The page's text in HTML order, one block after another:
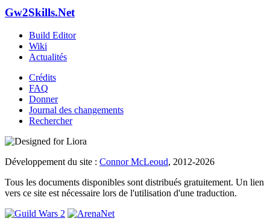
Gw2Skills.Net
Build Editor
Wiki
Actualités
Crédits
FAQ
Donner
Journal des changements
Rechercher
Développement du site : Connor McLeoud, 2012-2026
Tous les documents disponibles sont distribués gratuitement. Un lien
vers ce site est nécessaire lors de l'utilisation d'une traduction.